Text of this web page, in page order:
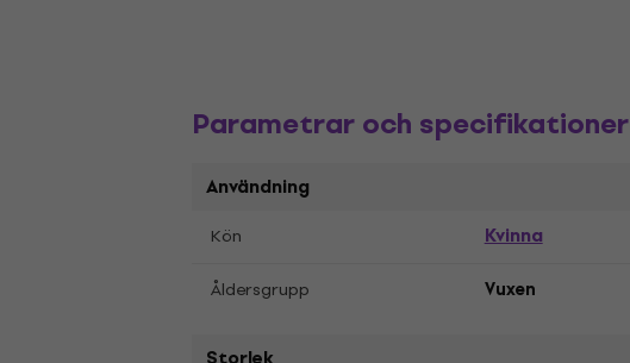
Parametrar och specifikationer
Användning
Kön Kvinna
Åldersgrupp
Vuxen